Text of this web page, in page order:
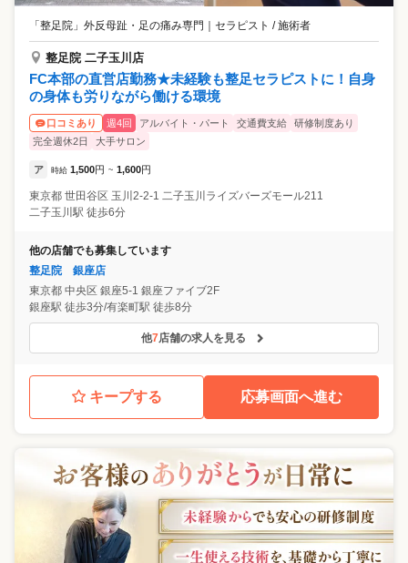
「整足院」外反母趾・足の痛み専門 セラピスト / 施術者
整足院 二子玉川店
FC本部の直営店勤務★未経験も整足セラピストに！自身
の身体も労りながら働ける環境
口コミあり 週4回 アルバイト・パート 交通費支給
研修制度あり
完全週休2日
大手サロン
ア 時給 1,500円 ~ 1,600円
東京都 世田谷区 玉川2-2-1 二子玉川ライズバーズモール211
二子玉川駅 徒歩6分
他の店舗でも募集しています
整足院 銀座店
東京都 中央区 銀座5-1 銀座ファイブ2F
銀座駅 徒歩3分/有楽町駅 徒歩8分
他7店舗の求人を見る
キープする 応募画面へ進む